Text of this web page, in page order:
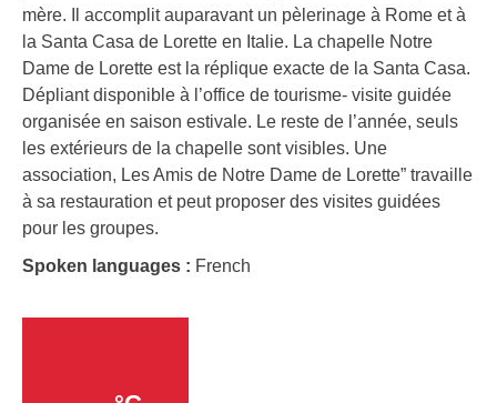
mère. Il accomplit auparavant un pèlerinage à Rome et à
la Santa Casa de Lorette en Italie. La chapelle Notre
Dame de Lorette est la réplique exacte de la Santa Casa.
Dépliant disponible à l’office de tourisme- visite guidée
organisée en saison estivale. Le reste de l’année, seuls
les extérieurs de la chapelle sont visibles. Une
association, Les Amis de Notre Dame de Lorette” travaille
à sa restauration et peut proposer des visites guidées
pour les groupes.
Spoken languages : French